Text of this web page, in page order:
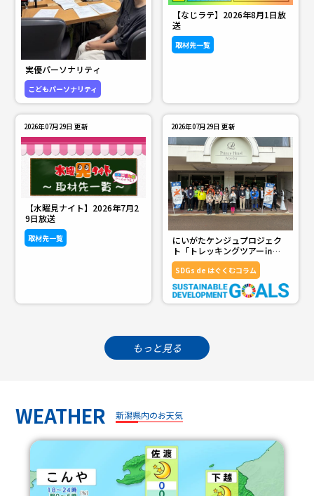
ララLIFE 檀れい、憧れの作家さんとステンド
23：58
ｎｅｗｓ２３🈑お盆の大型連休スタート 気
になる台風13号▽熊本地震から10日
00：43 あしたはなじラテ
01：48 ハレッタｍｅｍｏ
01：53
奇跡の５分間〜１曲に夢を託すリアリティシ
02：23 🅂テレショップ
実優パーソナリティ
こどもパーソナリティ
【なじラテ】2026年8月1日放
送
取材先一覧
【水曜見ナイト】2026年7月2
9日放送
取材先一覧
2026年07月29日 更新
にいがたケンジュプロジェク
ト「トレッキングツアー㏌苗
場」でウェルビーイングを考
え る
SDGs de はぐくむコラム
2026年07月29日 更新
もっと見る
WEATHER 新潟県内のお天気